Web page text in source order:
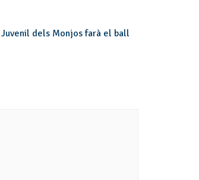
dels Monjos farà el ball